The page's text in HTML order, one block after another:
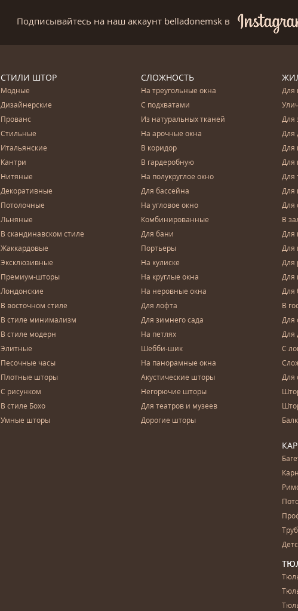
Подписывайтесь на наш аккаунт belladonemsk в
СТИЛИ ШТОР
Модные
Дизайнерские
Прованс
Стильные
Итальянские
Кантри
Нитяные
Декоративные
Потолочные
Льняные
В скандинавском стиле
Жаккардовые
Эксклюзивные
Премиум-шторы
Лондонские
В восточном стиле
В стиле минимализм
В стиле модерн
Элитные
Песочные часы
Плотные шторы
С рисунком
В стиле Бохо
Умные шторы
СЛОЖНОСТЬ
На треугольные окна
С подхватами
Из натуральных тканей
На арочные окна
В коридор
В гардеробную
На полукруглое окно
Для бассейна
На угловое окно
Комбинированные
Для бани
Портьеры
На кулиске
На круглые окна
На неровные окна
Для лофта
Для зимнего сада
На петлях
Шебби-шик
На панорамные окна
Акустические шторы
Негорючие шторы
Для театров и музеев
Дорогие шторы
Для
Для
Для
Для
Для
Для
Для
Для
В
Для
Для
Для
Для
Для
В
Для
Для
С
Для